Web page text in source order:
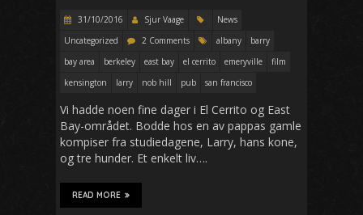
31/10/2016 Sjur Vaage
News
Uncategorized
2 Comments albany
barry
bay area
berkeley east bay el cerrito emeryville
film
kensington
larry nob hill pub san francisco
Vi hadde noen fine dager i El Cerrito og East
Bay-området. Bodde hos en av pappas gamle
kompiser fra studiedagene, Larry, hans kone,
og tre hunder. Et enkelt liv….
READ MORE